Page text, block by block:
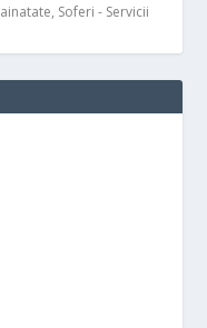
, Soferi - Servicii